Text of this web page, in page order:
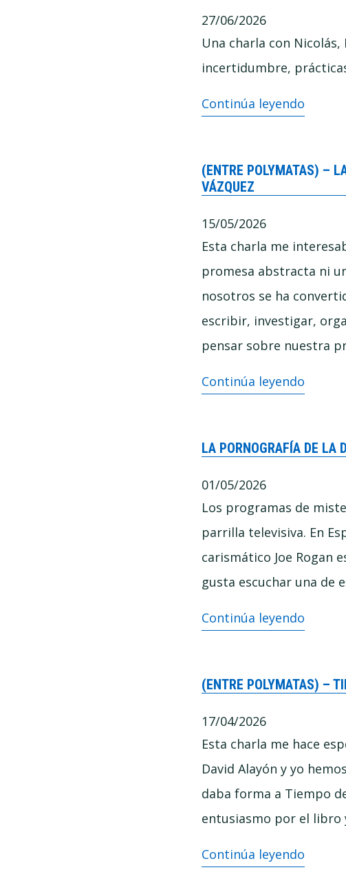
intentando
enseñar
a
mejor
27/06/2026
Una charla con
incertidumbre,
Continúa leyendo
(Entre
Por
cuesta
tanto
pensar
bien
(ENTRE POLYMATAS) –
VÁZQUEZ
15/05/2026
Esta charla me
promesa abstracta ni
nosotros se ha
escribir, investigar,
pensar sobre nuestra
Continúa leyendo
(Entre
La
IA
y
el
riesgo
de
de
con
y
Marcos
Vázquez
LA PORNOGRAFÍA DE LA
01/05/2026
Los programas de
parrilla televisiva. En
carismático Joe Rogan
gusta escuchar una de
Continúa leyendo
La
la
duda:
cómo
se
fabrican
las
(ENTRE POLYMATAS) –
17/04/2026
Esta charla me hace
David Alayón y yo
daba forma a Tiempo
entusiasmo por el libro
Continúa leyendo
(Entre